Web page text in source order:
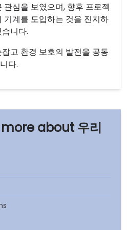
우리
심을 보였으며, 향후 프로젝
기계를 도입하는 것을 진지하
니다.
고 환경 보호의 발전을 공동
다.